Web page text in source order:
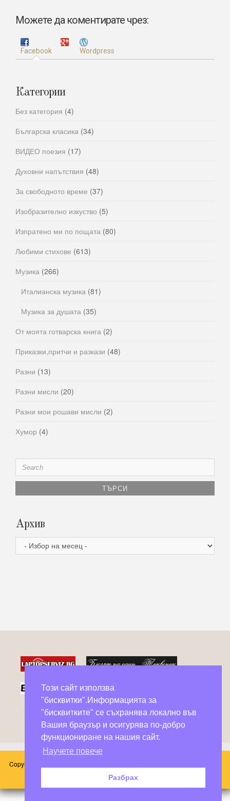
Можете да коментирате чрез:
Facebook Wordpress
Категории
Без категория (4)
Българска класика (34)
ВИДЕО поезия (17)
Духовни напътствия (48)
За свободното време (37)
Изобразително изкуство (5)
Изпратено ми по пощата (80)
Любими стихове (613)
Музика (266)
Италианска музика (81)
Музика за душата (35)
От моята готварска книга (2)
Приказки,притчи и разкази (48)
Разни (13)
Разни мисли (20)
Разни мои рошави мисли (2)
Хумор (4)
Search
for:
Архив
Архив
Фейсбук групи в помощ на бездомни животни
Copyright © 2026 Блог Слънчоглед. Всички произведения, публикувани в
този сайт принадлежат на техните автори.
Този сайт използва
"бисквитки".Информацията за
"бисквитките" се съхранява локално във
Вашия браузър и осигурява по-добро
функциониране на нашия сайт.
Научете повече
Разбрах